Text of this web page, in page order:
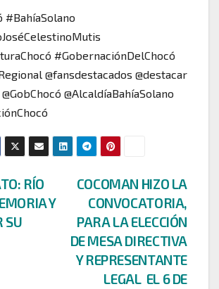
#BahíaSolano
#GobernaciónDelChocó
@fansdestacados @destacar
@AlcaldíaBahíaSolano
COCOMAN HIZO LA
CONVOCATORIA,
PARA LA ELECCIÓN
DE MESA DIRECTIVA
Y REPRESENTANTE
LEGAL EL 6 DE
RÍO
Y
SU